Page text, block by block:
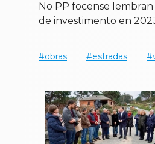
No PP focense
de investimento en
obras estradas